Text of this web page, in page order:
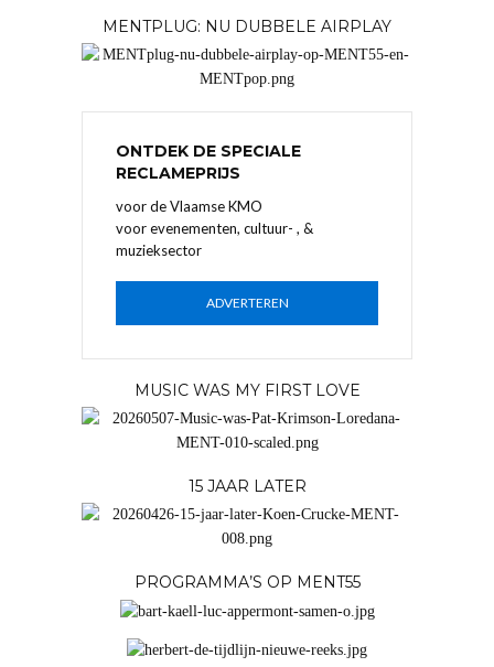
MENTPLUG: NU DUBBELE AIRPLAY
ONTDEK DE SPECIALE
RECLAMEPRIJS
voor de Vlaamse KMO
voor evenementen, cultuur- , &
muzieksector
ADVERTEREN
MUSIC WAS MY FIRST LOVE
15 JAAR LATER
PROGRAMMA’S OP MENT55